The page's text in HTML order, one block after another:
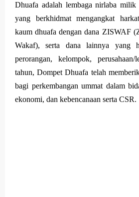
Dhuafa adalah lembaga nirlaba milik
yang berkhidmat mengangkat
kaum dhuafa dengan dana ZISWAF
Wakaf), serta dana lainnya yang
perorangan, kelompok,
tahun, Dompet Dhuafa telah
bagi perkembangan ummat dalam
ekonomi, dan kebencanaan serta CSR.